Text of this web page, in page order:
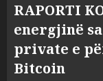
RAPORTI
energjinë
private e
Bitcoin